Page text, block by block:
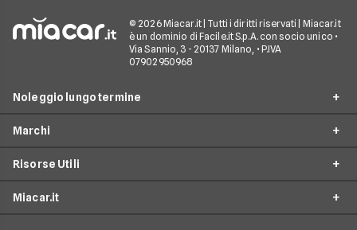
© 2026 Miacar.it | Tutti i diritti riservati | Miacar.it
è un dominio di Facile.it S.p.A. con socio unico •
Via Sannio, 3 - 20137 Milano, • P.IVA
07902950968
Noleggio lungo termine
Noleggio per partite IVA
Noleggio per privati
Marchi
BMW
Risorse Utili
Miacar.it